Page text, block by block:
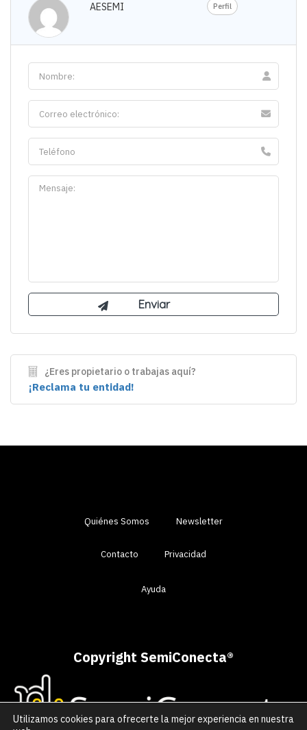
AESEMI Perfil
¿Eres propietario o trabajas aquí?
¡Reclama tu entidad!
Quiénes Somos Newsletter
Contacto Privacidad
Ayuda
Copyright SemiConecta®
Utilizamos cookies para ofrecerte la mejor experiencia en nuestra